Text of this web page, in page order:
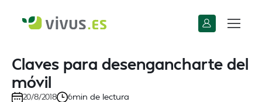
Claves para desengancharte del
móvil
20/8/2018 6min de lectura